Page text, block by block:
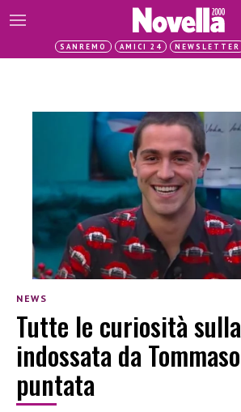
SANREMO AMICI 24 NEWSLETTER
NEWS
Tutte le curiosità
indossata da
puntata